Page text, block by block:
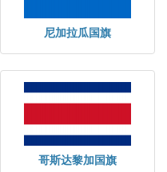
尼加拉瓜国旗
哥斯达黎加国旗